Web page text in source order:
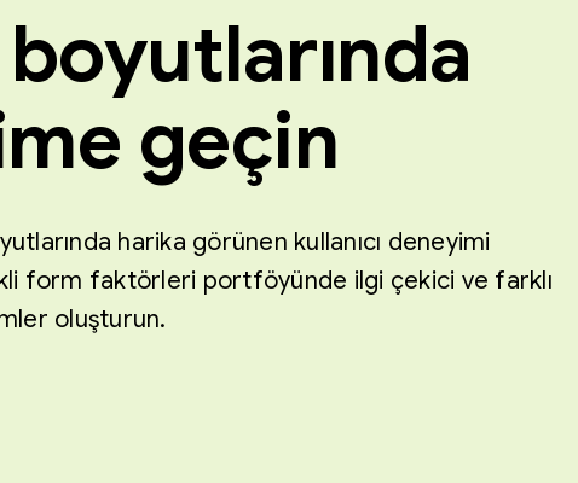
geçin
harika görünen kullanıcı deneyimi
form faktörleri portföyünde ilgi çekici ve farklı
oluşturun.